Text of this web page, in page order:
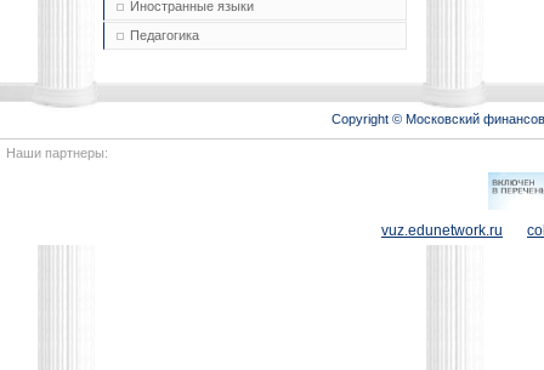
Иностранные языки
Педагогика
Copyright © Московский
Наши партнеры:
vuz.edunetwork.ru